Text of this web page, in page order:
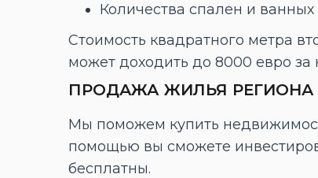
Количества спален и
Стоимость квадратного метра
может доходить до 8000 евро за
ПРОДАЖА ЖИЛЬЯ
Мы поможем купить
помощью вы сможете
бесплатны.